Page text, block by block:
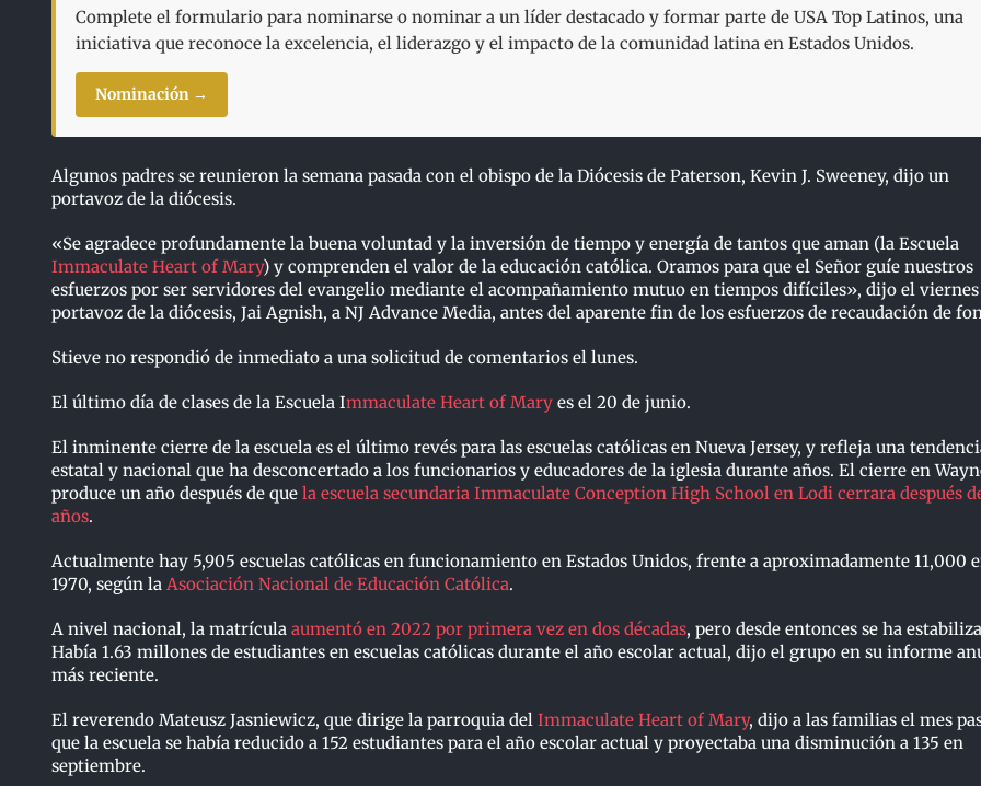
Complete el formulario para nominarse o nominar a un líder destacado y formar parte de USA Top Latinos, una
iniciativa que reconoce la excelencia, el liderazgo y el impacto de la comunidad latina en Estados Unidos.
Nominación →
Algunos padres se reunieron la semana pasada con el obispo de la Diócesis de Paterson, Kevin J. Sweeney, dijo un
portavoz de la diócesis.
«Se agradece profundamente la buena voluntad y la inversión de tiempo y energía de tantos que aman (la Escuela
Immaculate Heart of Mary) y comprenden el valor de la educación católica. Oramos para que el Señor guíe nuestros
esfuerzos por ser servidores del evangelio mediante el acompañamiento mutuo en tiempos difíciles», dijo el
portavoz de la diócesis, Jai Agnish, a NJ Advance Media, antes del aparente fin de los esfuerzos de recaudación de
Stieve no respondió de inmediato a una solicitud de comentarios el lunes.
El último día de clases de la Escuela Immaculate Heart of Mary es el 20 de junio.
El inminente cierre de la escuela es el último revés para las escuelas católicas en Nueva Jersey, y refleja una
estatal y nacional que ha desconcertado a los funcionarios y educadores de la iglesia durante años. El cierre en
produce un año después de que la escuela secundaria Immaculate Conception High School en Lodi cerrara después
años.
Actualmente hay 5,905 escuelas católicas en funcionamiento en Estados Unidos, frente a aproximadamente 11,000
1970, según la Asociación Nacional de Educación Católica.
A nivel nacional, la matrícula aumentó en 2022 por primera vez en dos décadas, pero desde entonces se ha
Había 1.63 millones de estudiantes en escuelas católicas durante el año escolar actual, dijo el grupo en su informe
más reciente.
El reverendo Mateusz Jasniewicz, que dirige la parroquia del Immaculate Heart of Mary, dijo a las familias el mes
que la escuela se había reducido a 152 estudiantes para el año escolar actual y proyectaba una disminución a 135 en
septiembre.